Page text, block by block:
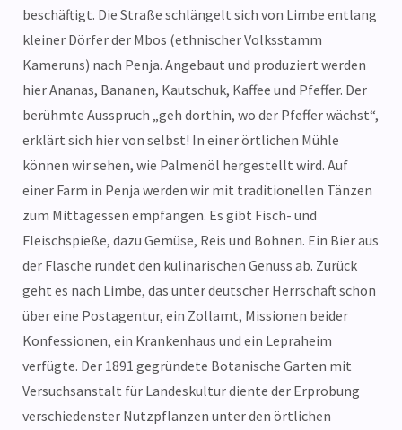
beschäftigt. Die Straße schlängelt sich von Limbe entlang
kleiner Dörfer der Mbos (ethnischer Volksstamm
Kameruns) nach Penja. Angebaut und produziert werden
hier Ananas, Bananen, Kautschuk, Kaffee und Pfeffer. Der
berühmte Ausspruch „geh dorthin, wo der Pfeffer wächst“,
erklärt sich hier von selbst! In einer örtlichen Mühle
können wir sehen, wie Palmenöl hergestellt wird. Auf
einer Farm in Penja werden wir mit traditionellen Tänzen
zum Mittagessen empfangen. Es gibt Fisch- und
Fleischspieße, dazu Gemüse, Reis und Bohnen. Ein Bier aus
der Flasche rundet den kulinarischen Genuss ab. Zurück
geht es nach Limbe, das unter deutscher Herrschaft schon
über eine Postagentur, ein Zollamt, Missionen beider
Konfessionen, ein Krankenhaus und ein Lepraheim
verfügte. Der 1891 gegründete Botanische Garten mit
Versuchsanstalt für Landeskultur diente der Erprobung
verschiedenster Nutzpflanzen unter den örtlichen